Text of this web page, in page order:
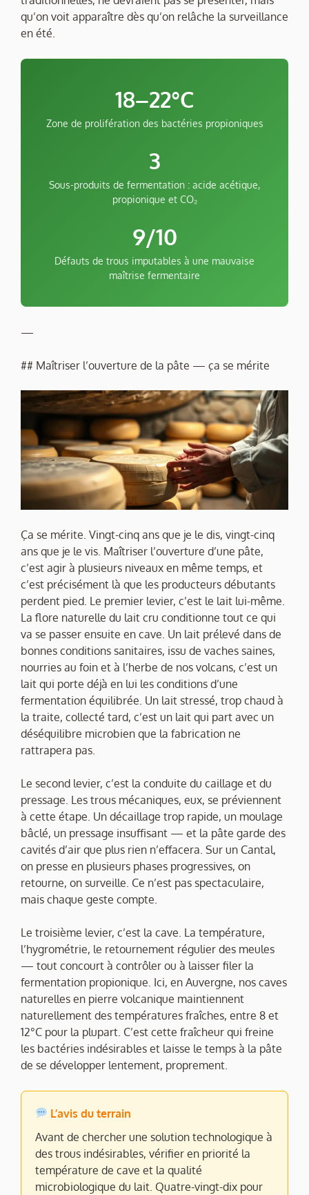
qu’on voit apparaître dès qu’on relâche la surveillance
en été.
18–22°C
Zone de prolifération des bactéries propioniques
3
Sous-produits de fermentation : acide acétique,
propionique et CO₂
9/10
Défauts de trous imputables à une mauvaise
maîtrise fermentaire
—
## Maîtriser l’ouverture de la pâte — ça se mérite
Ça se mérite. Vingt-cinq ans que je le dis, vingt-cinq
ans que je le vis. Maîtriser l’ouverture d’une pâte,
c’est agir à plusieurs niveaux en même temps, et
c’est précisément là que les producteurs débutants
perdent pied. Le premier levier, c’est le lait lui-même.
La flore naturelle du lait cru conditionne tout ce qui
va se passer ensuite en cave. Un lait prélevé dans de
bonnes conditions sanitaires, issu de vaches saines,
nourries au foin et à l’herbe de nos volcans, c’est un
lait qui porte déjà en lui les conditions d’une
fermentation équilibrée. Un lait stressé, trop chaud à
la traite, collecté tard, c’est un lait qui part avec un
déséquilibre microbien que la fabrication ne
rattrapera pas.
Le second levier, c’est la conduite du caillage et du
pressage. Les trous mécaniques, eux, se préviennent
à cette étape. Un décaillage trop rapide, un moulage
bâclé, un pressage insuffisant — et la pâte garde des
cavités d’air que plus rien n’effacera. Sur un Cantal,
on presse en plusieurs phases progressives, on
retourne, on surveille. Ce n’est pas spectaculaire,
mais chaque geste compte.
Le troisième levier, c’est la cave. La température,
l’hygrométrie, le retournement régulier des meules
— tout concourt à contrôler ou à laisser filer la
fermentation propionique. Ici, en Auvergne, nos caves
naturelles en pierre volcanique maintiennent
naturellement des températures fraîches, entre 8 et
12°C pour la plupart. C’est cette fraîcheur qui freine
les bactéries indésirables et laisse le temps à la pâte
de se développer lentement, proprement.
L’avis du terrain
Avant de chercher une solution technologique à
des trous indésirables, vérifier en priorité la
température de cave et la qualité
microbiologique du lait. Quatre-vingt-dix pour